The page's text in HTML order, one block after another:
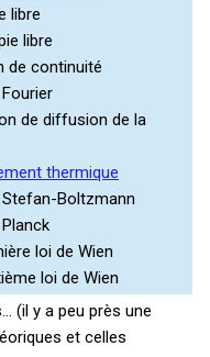
libre
libre
de continuité
de diffusion de la
thermique
Stefan-Boltzmann
loi de Wien
loi de Wien
(il y a peu près une
et celles